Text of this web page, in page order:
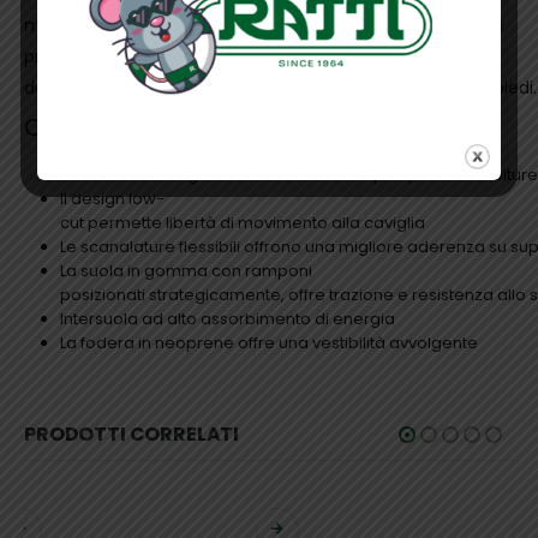
maggior parte dei terreni. La costituzione della calzatura
protegge
da umidità e sporcizia, mantenendo alto il comfort dei piedi.
Caratteristiche fondamentali
Fodera con design a calzino in tessuto ripstop senza cuciture
Il design low-
cut permette libertà di movimento alla caviglia
Le scanalature flessibili offrono una migliore aderenza su
La suola in gomma con ramponi
posizionati strategicamente, offre trazione e resistenza allo
Intersuola ad alto assorbimento di energia
La fodera in neoprene offre una vestibilità avvolgente
PRODOTTI CORRELATI